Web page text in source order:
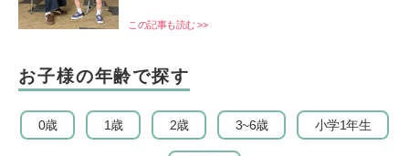
この記事も読む >>
お子様の年齢で探す
0歳 1歳 2歳 3~6歳 小学1年生